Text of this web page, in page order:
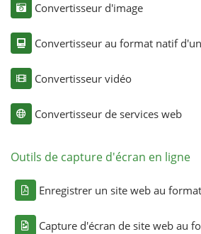
Convertisseur d'image
Convertisseur au format natif
Convertisseur vidéo
Convertisseur de services web
Outils de capture d'écran en ligne
Enregistrer un site web au
Capture d'écran de site web au